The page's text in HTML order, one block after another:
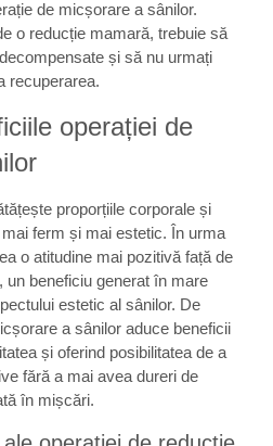
de micșorare a sânilor.
o reducție mamară, trebuie să
și să nu urmați
recuperarea.
operației de
proporțiile corporale și
ferm și mai estetic. În urma
o atitudine mai pozitivă față de
un beneficiu generat în mare
estetic al sânilor. De
a sânilor aduce beneficii
și oferind posibilitatea de a
fără a mai avea dureri de
în mișcări.